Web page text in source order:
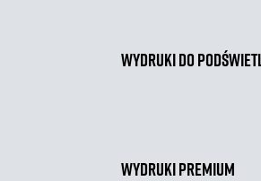
Wydruki do
Wydruki premium